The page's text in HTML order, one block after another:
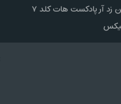
آر پادکست هات کلد ۷